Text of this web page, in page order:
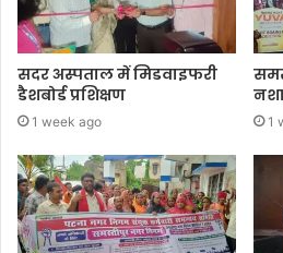
सदर अस्पताल में मिडवाइफरी
डैशबोर्ड प्रशिक्षण
1 week ago 1